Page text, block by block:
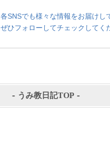
各SNSでも様々な情報をお届けし
ぜひフォローしてチェックしてく
- うみ教日記TOP -